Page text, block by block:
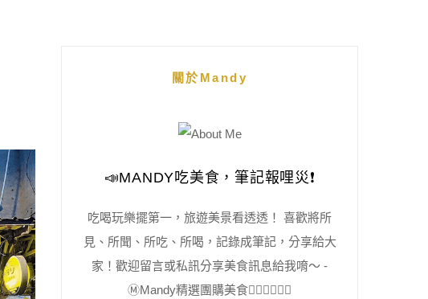
關於Mandy
📣MANDY吃美食，筆記報哩災❗️
吃喝玩樂擺第一，旅遊美景看透透！ 喜歡將所
見、所聞、所吃、所喝，記錄成筆記，分享給大
家！歡迎留言或私訊分享美食訊息給我唷～ -
Ⓜ️Mandy精選團購美食👇🏻👇🏻👇🏻